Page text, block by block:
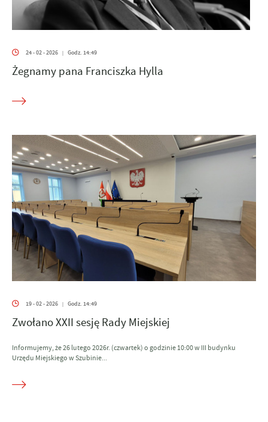
24 - 02 - 2026 | Godz. 14:49
Żegnamy pana Franciszka Hylla
19 - 02 - 2026 Godz. 14:49
Zwołano XXII sesję Rady Miejskiej
Informujemy, że 26 lutego 2026r. (czwartek) o godzinie 10:00 w III budynku
Urzędu Miejskiego w Szubinie...